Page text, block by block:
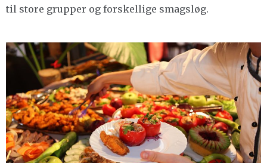
til store grupper og forskellige smagsløg.